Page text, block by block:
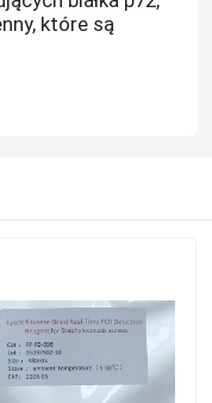
które są